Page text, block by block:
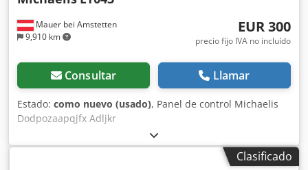
Mauer bei Amstetten
9,910 km
EUR 300
precio fijo IVA no incluído
Consultar Llamar
Estado: como nuevo (usado), Panel de control Michaelis
Dodpozaapqjfx Adljkr
Clasificado